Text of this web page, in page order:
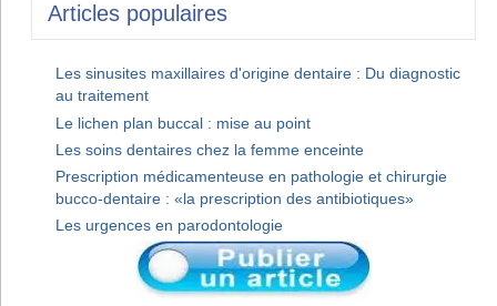
Articles populaires
Les sinusites maxillaires d'origine dentaire : Du diagnostic
au traitement
Le lichen plan buccal : mise au point
Les soins dentaires chez la femme enceinte
Prescription médicamenteuse en pathologie et chirurgie
bucco-dentaire : «la prescription des antibiotiques»
Les urgences en parodontologie